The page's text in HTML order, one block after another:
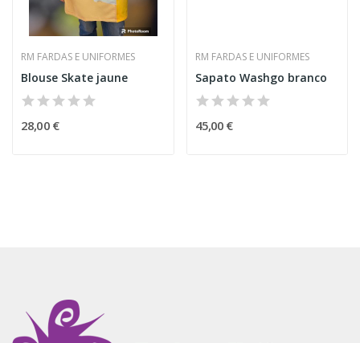
RM FARDAS E UNIFORMES
Blouse Skate jaune
28,00 €
RM FARDAS E UNIFORMES
Sapato Washgo branco
45,00 €